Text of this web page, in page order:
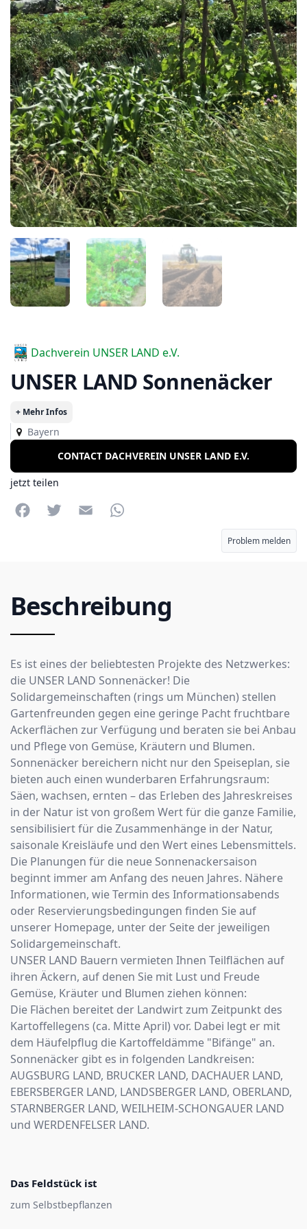
Dachverein UNSER LAND e.V.
UNSER LAND Sonnenäcker
+ Mehr Infos
Bayern
CONTACT DACHVEREIN UNSER LAND E.V.
jetzt teilen
FacebookTwitter Email
Problem melden
Beschreibung
Es ist eines der beliebtesten Projekte des Netzwerkes:
die UNSER LAND Sonnenäcker! Die
Solidargemeinschaften (rings um München) stellen
Gartenfreunden gegen eine geringe Pacht fruchtbare
Ackerflächen zur Verfügung und beraten sie bei Anbau
und Pflege von Gemüse, Kräutern und Blumen.
Sonnenäcker bereichern nicht nur den Speiseplan, sie
bieten auch einen wunderbaren Erfahrungsraum:
Säen, wachsen, ernten – das Erleben des Jahreskreises
in der Natur ist von großem Wert für die ganze Familie,
sensibilisiert für die Zusammenhänge in der Natur,
saisonale Kreisläufe und den Wert eines Lebensmittels.
Die Planungen für die neue Sonnenackersaison
beginnt immer am Anfang des neuen Jahres. Nähere
Informationen, wie Termin des Informationsabends
oder Reservierungsbedingungen finden Sie auf
unserer Homepage, unter der Seite der jeweiligen
Solidargemeinschaft.
UNSER LAND Bauern vermieten Ihnen Teilflächen auf
ihren Äckern, auf denen Sie mit Lust und Freude
Gemüse, Kräuter und Blumen ziehen können:
Die Flächen bereitet der Landwirt zum Zeitpunkt des
Kartoffellegens (ca. Mitte April) vor. Dabei legt er mit
dem Häufelpflug die Kartoffeldämme "Bifänge" an.
Sonnenäcker gibt es in folgenden Landkreisen:
AUGSBURG LAND, BRUCKER LAND, DACHAUER LAND,
EBERSBERGER LAND, LANDSBERGER LAND, OBERLAND,
STARNBERGER LAND, WEILHEIM-SCHONGAUER LAND
und WERDENFELSER LAND.
Das Feldstück ist
zum Selbstbepflanzen